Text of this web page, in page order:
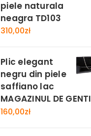
piele naturala
neagra TD103
310,00zł
Plic elegant
negru din piele
saffiano lac
MAGAZINUL DE GENTI
160,00zł